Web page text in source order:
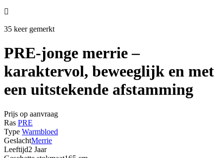

35 keer gemerkt
PRE-jonge merrie –
karaktervol, beweeglijk en met
een uitstekende afstamming
Prijs op aanvraag
Ras PRE
Type Warmbloed
GeslachtMerrie
Leeftijd2 Jaar